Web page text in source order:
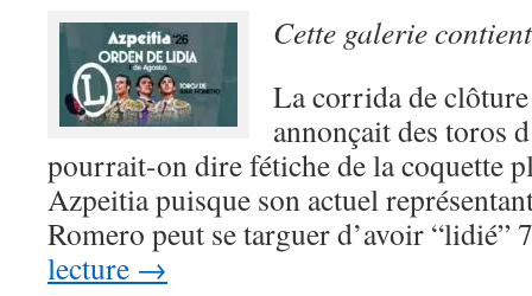
Cette galerie
La corrida de
annonçait des toros
pourrait-on dire fétiche de la coquette
Azpeitia puisque son actuel
Romero peut se targuer d’avoir
lecture →